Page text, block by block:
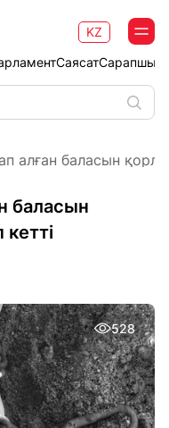
Саясат
KZ
алған баласын
баласын
528